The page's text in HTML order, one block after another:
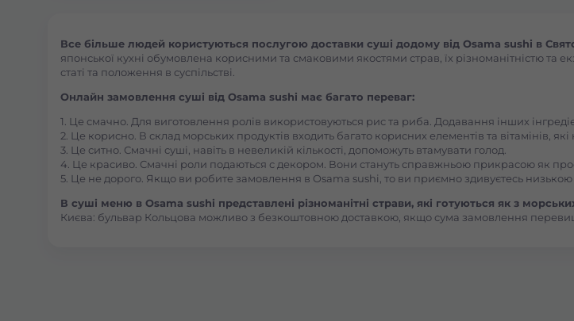
Бровари Бульвар
Броди
Буча
Вараш
Все більше людей користуються послугою доставки суші додому від Osama sushi в
японської кухні обумовлена корисними та смаковими якостями страв, їх різноманітністю та
статі та положення в суспільстві.
Онлайн замовлення суші від Osama sushi має багато переваг:
1. Це смачно. Для виготовлення ролів використовуються рис та риба. Додавання інших
2. Це корисно. В склад морських продуктів входить багато корисних елементів та вітамінів,
3. Це ситно. Смачні суші, навіть в невеликій кількості, допоможуть втамувати голод.
4. Це красиво. Смачні роли подаються с декором. Вони стануть справжньою прикрасою як
5. Це не дорого. Якщо ви робите замовлення в Osama sushi, то ви приємно здивуєтесь низькою
В суші меню в Osama sushi представлені різноманітні страви, які готуються як з
Києва: бульвар Кольцова можливо з безкоштовною доставкою, якщо сума замовлення